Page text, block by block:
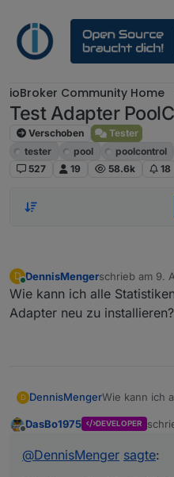
ioBroker Community Home
Test Adapter
Verschoben
Tester
tester
pool poolcontrol
527
19 58.6k 18
D
Online
DennisMengerschrieb am 9.
zuletzt editiert
Wie kann ich alle
Adapter neu zu installieren?
D DennisMengerWie kann ich
Offline
DasBo1975 DEVELOPER
@DennisMenger sagte: